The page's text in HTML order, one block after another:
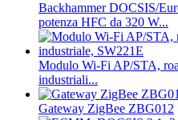
Backhammer DOCSIS/
potenza HFC da 320 W...
Modulo Wi-Fi AP/STA,
industriali...
Gateway ZigBee ZBG012